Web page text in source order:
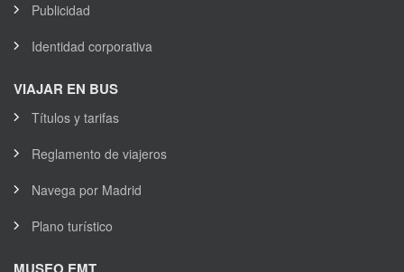
Publicidad
Identidad corporativa
VIAJAR EN BUS
Títulos y tarifas
Reglamento de viajeros
Navega por Madrid
Plano turístico